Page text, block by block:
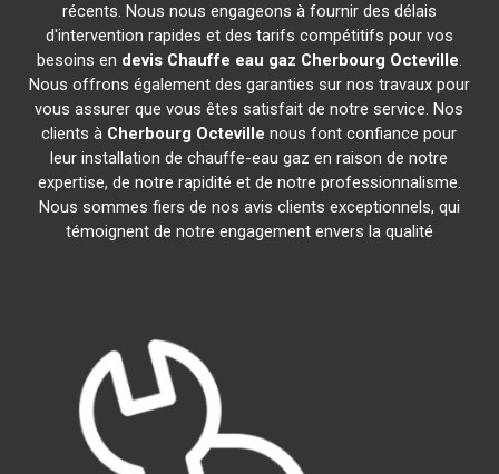
récents. Nous nous engageons à fournir des délais
d'intervention rapides et des tarifs compétitifs pour vos
besoins en devis Chauffe eau gaz Cherbourg Octeville.
Nous offrons également des garanties sur nos travaux pour
vous assurer que vous êtes satisfait de notre service. Nos
clients à Cherbourg Octeville nous font confiance pour
leur installation de chauffe-eau gaz en raison de notre
expertise, de notre rapidité et de notre professionnalisme.
Nous sommes fiers de nos avis clients exceptionnels, qui
témoignent de notre engagement envers la qualité